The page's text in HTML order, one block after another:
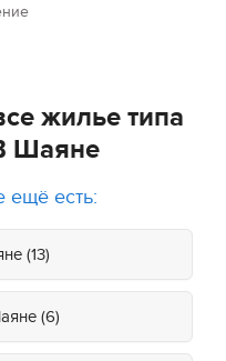
жилье типа
Шаяне
ещё есть:
(13)
(6)